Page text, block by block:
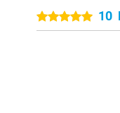
5 sterren10